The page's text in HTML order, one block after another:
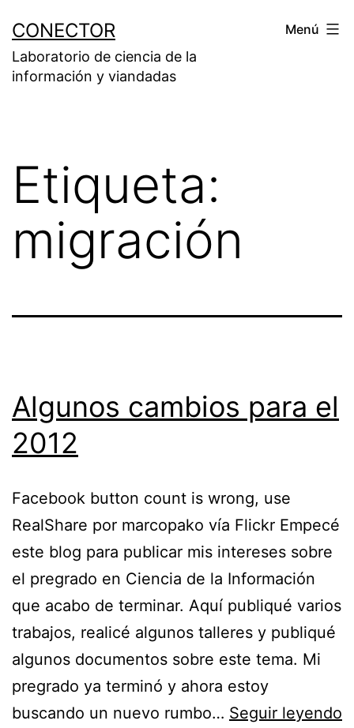
contenido
CONECTOR
Laboratorio de ciencia de la
información y viandadas
Menú
Etiqueta:
migración
Algunos cambios para el
2012
Facebook button count is wrong, use
RealShare por marcopako vía Flickr Empecé
este blog para publicar mis intereses sobre
el pregrado en Ciencia de la Información
que acabo de terminar. Aquí publiqué varios
trabajos, realicé algunos talleres y publiqué
algunos documentos sobre este tema. Mi
pregrado ya terminó y ahora estoy
buscando un nuevo rumbo… Seguir leyendo